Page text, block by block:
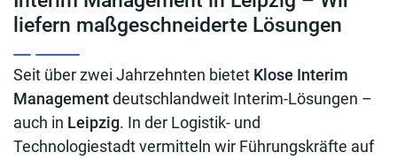
liefern maßgeschneiderte Lösungen
Seit über zwei Jahrzehnten bietet Klose Interim
Managementdeutschlandweit Interim-Lösungen –
auch in Leipzig. In der Logistik- und
Technologiestadt vermitteln wir Führungskräfte auf